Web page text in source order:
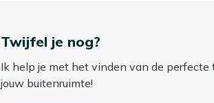
Twijfel je nog?
Ik help je met het vinden van de perfecte
jouw buitenruimte!